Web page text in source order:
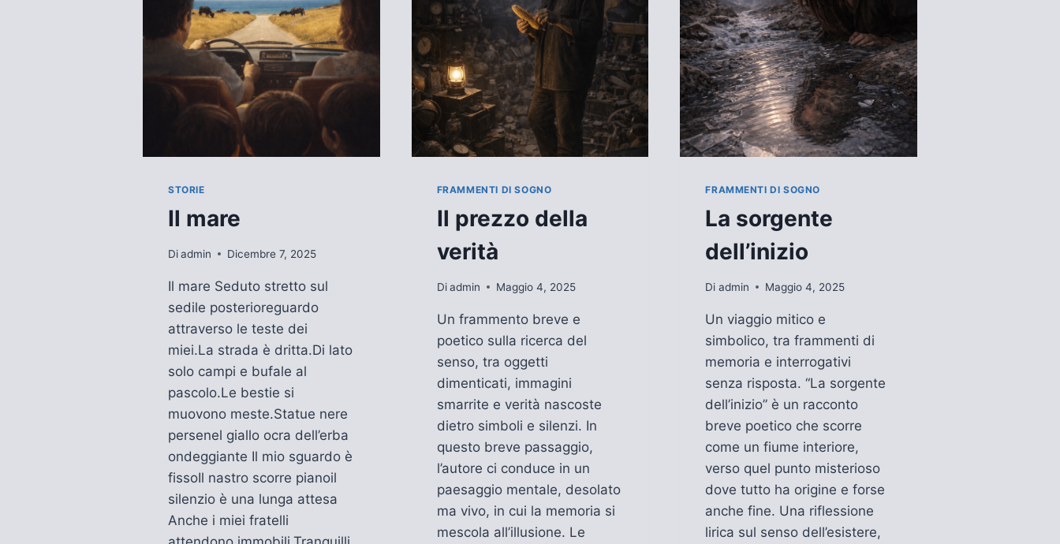
STORIE
Il mare
Diadmin Dicembre 7, 2025
Il mare Seduto stretto sul
sedile posterioreguardo
attraverso le teste dei
miei.La strada è dritta.Di lato
solo campi e bufale al
pascolo.Le bestie si
muovono meste.Statue nere
persenel giallo ocra dell’erba
ondeggiante Il mio sguardo è
fissoIl nastro scorre pianoil
silenzio è una lunga attesa
Anche i miei fratelli
FRAMMENTI DI SOGNO
Il prezzo della
verità
Di admin Maggio 4, 2025
Un frammento breve e
poetico sulla ricerca del
senso, tra oggetti
dimenticati, immagini
smarrite e verità nascoste
dietro simboli e silenzi. In
questo breve passaggio,
l’autore ci conduce in un
paesaggio mentale, desolato
ma vivo, in cui la memoria si
mescola all’illusione. Le
FRAMMENTI DI SOGNO
La sorgente
dell’inizio
Di admin Maggio 4, 2025
Un viaggio mitico e
simbolico, tra frammenti di
memoria e interrogativi
senza risposta. “La sorgente
dell’inizio” è un racconto
breve poetico che scorre
come un fiume interiore,
verso quel punto misterioso
dove tutto ha origine e forse
anche fine. Una riflessione
lirica sul senso dell’esistere,